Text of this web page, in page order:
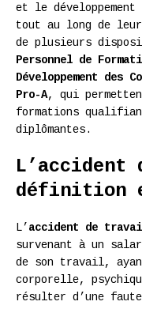
et le développement
tout au long de
de plusieurs
Personnel de
Développement des
Pro-A, qui
formations
diplômantes.
définition
L’ accident de
survenant à un
de son travail,
corporelle,
résulter d’une